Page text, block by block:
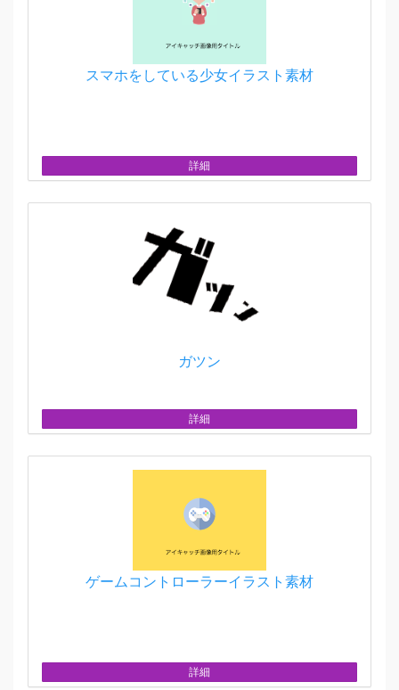
スマホをしている少女イラスト素材
詳細
ガツン
詳細
ゲームコントローラーイラスト素材
詳細